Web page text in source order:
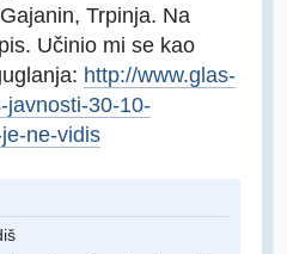
Trpinja. Na
Učinio mi se kao
http://www.glas-
javnosti-30-10-
ne-vidis